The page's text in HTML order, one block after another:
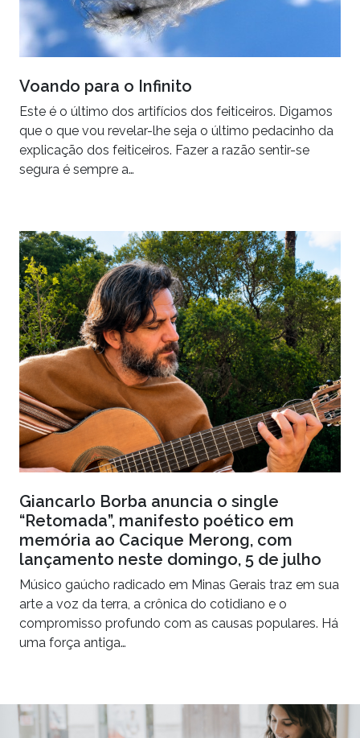
Voando para o Infinito
Este é o último dos artifícios dos feiticeiros. Digamos
que o que vou revelar-lhe seja o último pedacinho da
explicação dos feiticeiros. Fazer a razão sentir-se
segura é sempre a…
Giancarlo Borba anuncia o single
“Retomada”, manifesto poético em
memória ao Cacique Merong, com
lançamento neste domingo, 5 de julho
Músico gaúcho radicado em Minas Gerais traz em sua
arte a voz da terra, a crônica do cotidiano e o
compromisso profundo com as causas populares. Há
uma força antiga…